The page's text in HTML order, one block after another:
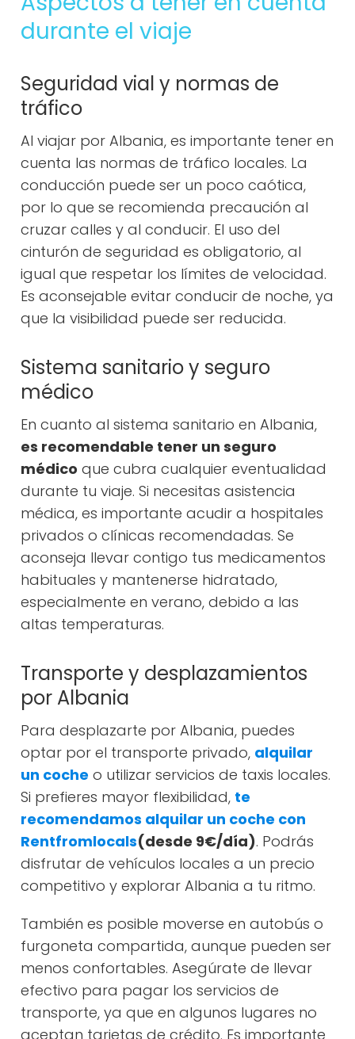
durante el viaje
Seguridad vial y normas de
tráfico
Al viajar por Albania, es importante tener en
cuenta las normas de tráfico locales. La
conducción puede ser un poco caótica,
por lo que se recomienda precaución al
cruzar calles y al conducir. El uso del
cinturón de seguridad es obligatorio, al
igual que respetar los límites de velocidad.
Es aconsejable evitar conducir de noche, ya
que la visibilidad puede ser reducida.
Sistema sanitario y seguro
médico
En cuanto al sistema sanitario en Albania,
es recomendable tener un seguro
médico que cubra cualquier eventualidad
durante tu viaje. Si necesitas asistencia
médica, es importante acudir a hospitales
privados o clínicas recomendadas. Se
aconseja llevar contigo tus medicamentos
habituales y mantenerse hidratado,
especialmente en verano, debido a las
altas temperaturas.
Transporte y desplazamientos
por Albania
Para desplazarte por Albania, puedes
optar por el transporte privado, alquilar
un coche o utilizar servicios de taxis locales.
Si prefieres mayor flexibilidad, te
recomendamos alquilar un coche con
Rentfromlocals(desde 9€/día). Podrás
disfrutar de vehículos locales a un precio
competitivo y explorar Albania a tu ritmo.
También es posible moverse en autobús o
furgoneta compartida, aunque pueden ser
menos confortables. Asegúrate de llevar
efectivo para pagar los servicios de
transporte, ya que en algunos lugares no
aceptan tarjetas de crédito. Es importante